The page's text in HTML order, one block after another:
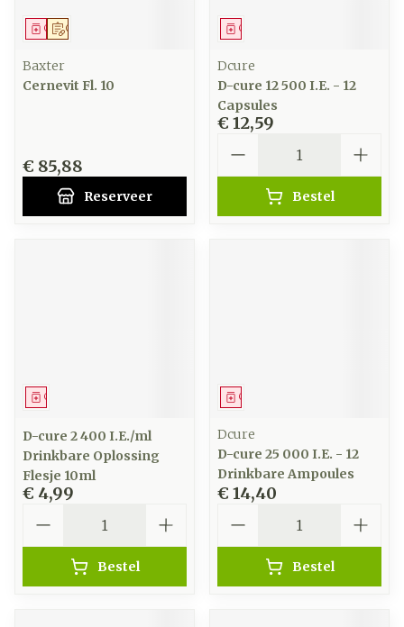
Op voorschrift
Geneesmiddel
Baxter
Cernevit Fl. 10
€ 85,88
Reserveer
Geneesmiddel
Dcure
D-cure 12 500 I.E. - 12
Capsules
€ 12,59
Bestel
Geneesmiddel
D-cure 2 400 I.E./ml
Drinkbare Oplossing
Flesje 10ml
€ 4,99
Bestel
Geneesmiddel
Dcure
D-cure 25 000 I.E. - 12
Drinkbare Ampoules
€ 14,40
Bestel